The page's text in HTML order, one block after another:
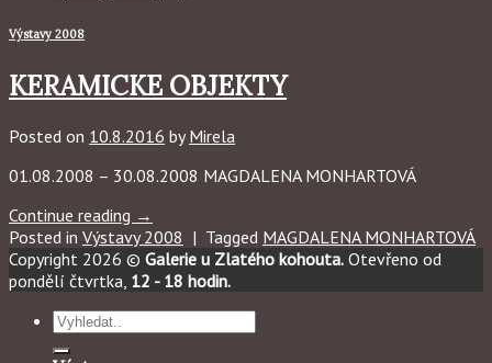
Výstavy 2008
KERAMICKE OBJEKTY
Posted on 10.8.2016 byMirela
01.08.2008 – 30.08.2008 MAGDALENA MONHARTOVÁ
Continue reading →
Posted in Výstavy 2008 | Tagged MAGDALENA MONHARTOVÁ
Copyright 2026 © Galerie u Zlatého kohouta. Otevřeno od
pondělí čtvrtka, 12 - 18 hodin.
Hledat: